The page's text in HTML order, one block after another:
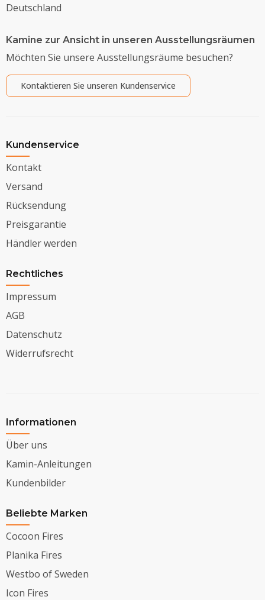
Deutschland
Kamine zur Ansicht in unseren Ausstellungsräumen
Möchten Sie unsere Ausstellungsräume besuchen?
Kontaktieren Sie unseren Kundenservice
Kundenservice
Kontakt
Versand
Rücksendung
Preisgarantie
Händler werden
Rechtliches
Impressum
AGB
Datenschutz
Widerrufsrecht
Informationen
Über uns
Kamin-Anleitungen
Kundenbilder
Beliebte Marken
Cocoon Fires
Planika Fires
Westbo of Sweden
Icon Fires